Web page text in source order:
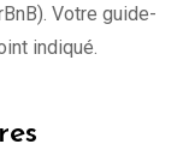
Votre guide-
indiqué.